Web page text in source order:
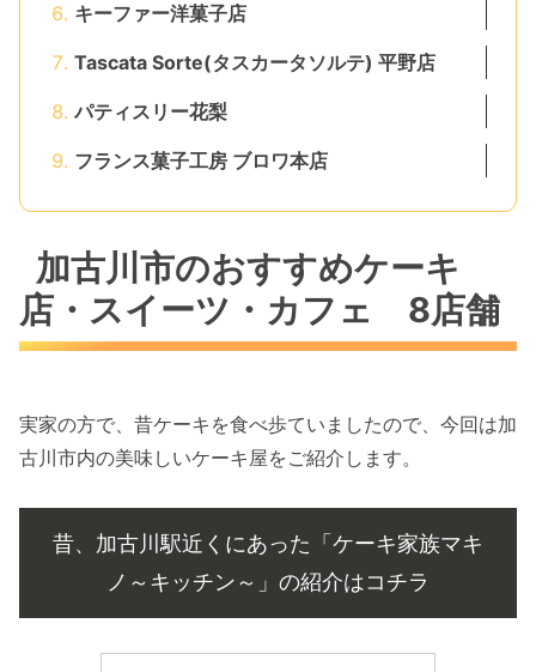
キーファー洋菓子店
Tascata Sorte(タスカータソルテ) 平野店
パティスリー花梨
フランス菓子工房 ブロワ本店
加古川市のおすすめケーキ
店・スイーツ・カフェ 8店舗
実家の方で、昔ケーキを食べ歩ていましたので、今回は加
古川市内の美味しいケーキ屋をご紹介します。
昔、加古川駅近くにあった「ケーキ家族マキ
ノ～キッチン～」の紹介はコチラ